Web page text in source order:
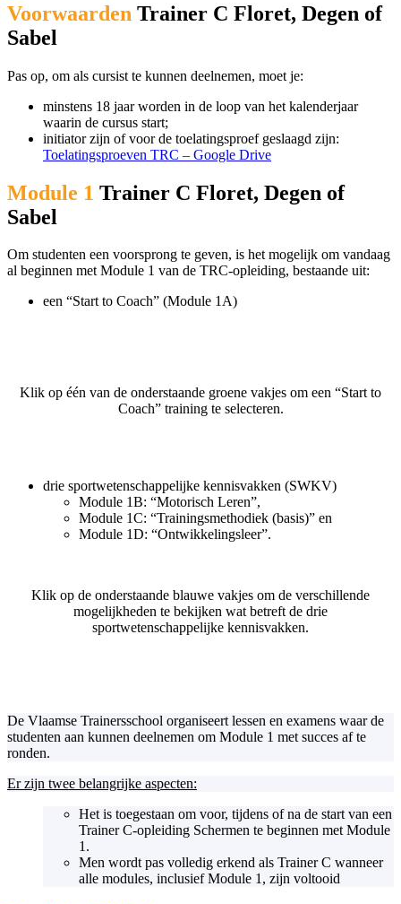
Voorwaarden Trainer C Floret, Degen of
Sabel
Pas op, om als cursist te kunnen deelnemen, moet je:
minstens 18 jaar worden in de loop van het kalenderjaar
waarin de cursus start;
initiator zijn of voor de toelatingsproef geslaagd zijn:
Toelatingsproeven TRC – Google Drive
Module 1 Trainer C Floret, Degen of
Sabel
Om studenten een voorsprong te geven, is het mogelijk om vandaag
al beginnen met Module 1 van de TRC-opleiding, bestaande uit:
een “Start to Coach” (Module 1A)
Klik op één van de onderstaande groene vakjes om een “Start to
Coach” training te selecteren.
drie sportwetenschappelijke kennisvakken (SWKV)
Module 1B: “Motorisch Leren”,
Module 1C: “Trainingsmethodiek (basis)” en
Module 1D: “Ontwikkelingsleer”.
Klik op de onderstaande blauwe vakjes om de verschillende
mogelijkheden te bekijken wat betreft de drie
sportwetenschappelijke kennisvakken.
De Vlaamse Trainersschool organiseert lessen en examens waar de
studenten aan kunnen deelnemen om Module 1 met succes af te
ronden.
Er zijn twee belangrijke aspecten:
Het is toegestaan om voor, tijdens of na de start van een
Trainer C-opleiding Schermen te beginnen met Module
1.
Men wordt pas volledig erkend als Trainer C wanneer
alle modules, inclusief Module 1, zijn voltooid